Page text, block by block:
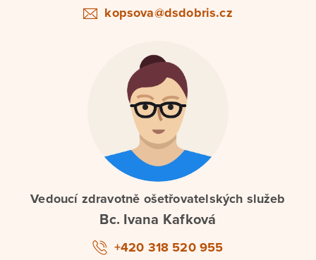
kopsova@dsdobris.cz
Vedoucí zdravotně ošetřovatelských služeb
Bc. Ivana Kafková
+420 318 520 955